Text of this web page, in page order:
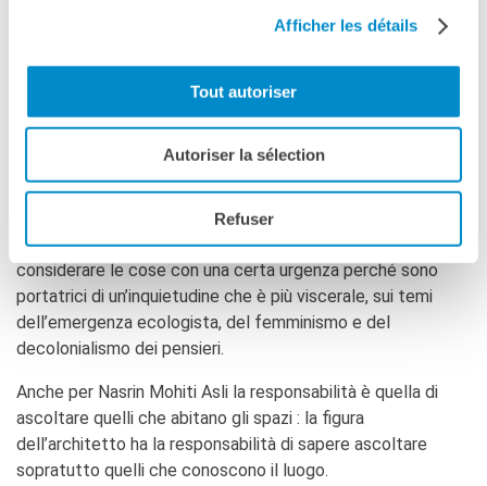
Afficher les détails
Tout autoriser
Autoriser la sélection
Refuser
architetta alle generazioni future. Alexis Jenni ha insistito
mai sparire anche se l’informazione è sempre più acessibile :
« l’informazione circola ma manca il pensiero (…)
L’insegnante è li per cercare di aiutare i giovani a strutturare
il proprio pensiero. »
Emmanuel Tebloux, come direttore dell’ENSAD, si interessa
più a quello che ci aiutano a pensare i giovani. Siamo sempre
esposti al giudizio delle generazioni che ci obbligano a
considerare le cose con una certa urgenza perché sono
portatrici di un’inquietudine che è più viscerale, sui temi
dell’emergenza ecologista, del femminismo e del
decolonialismo dei pensieri.
Anche per Nasrin Mohiti Asli la responsabilità è quella di
ascoltare quelli che abitano gli spazi : la figura
dell’architetto ha la responsabilità di sapere ascoltare
sopratutto quelli che conoscono il luogo.